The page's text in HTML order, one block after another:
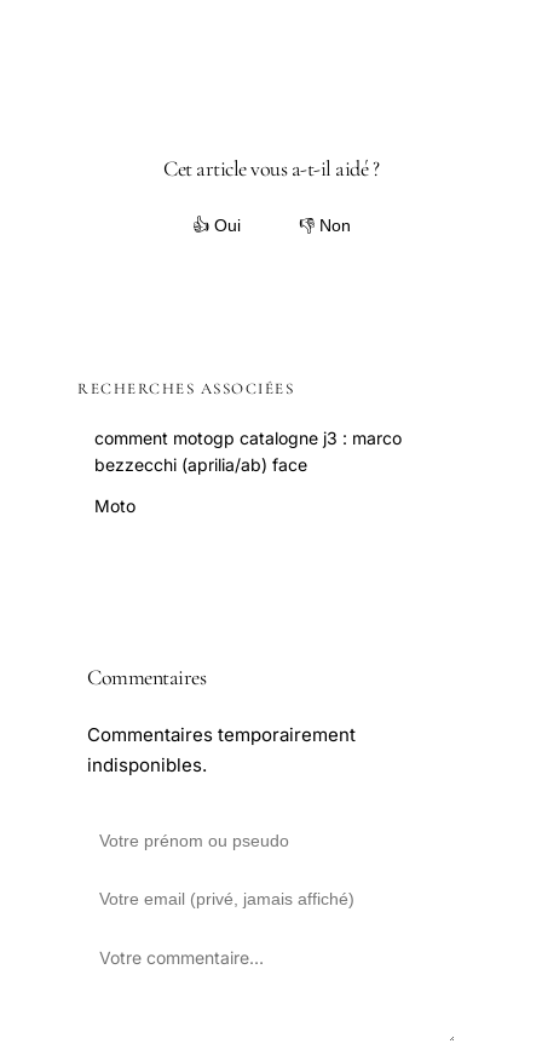
Cet article vous a-t-il aidé ?
👍 Oui 👎 Non
RECHERCHES ASSOCIÉES
comment motogp catalogne j3 : marco
bezzecchi (aprilia/ab) face
Moto
Commentaires
Commentaires temporairement
indisponibles.